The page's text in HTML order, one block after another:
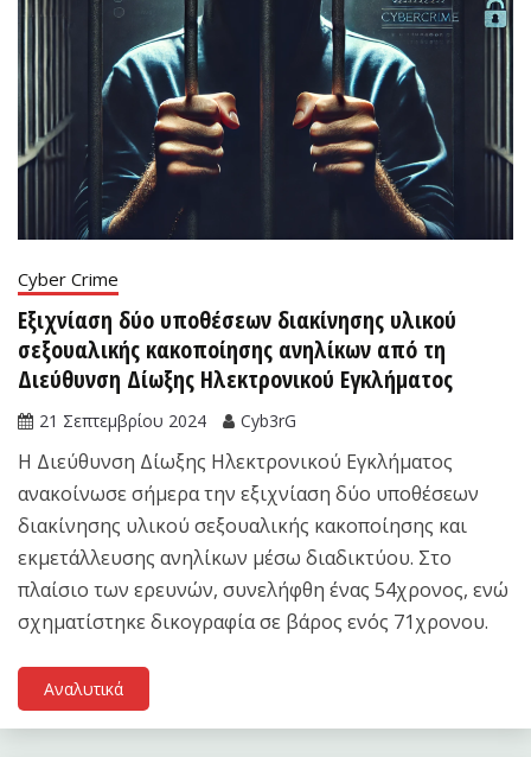
Cyber Crime
Εξιχνίαση δύο υποθέσεων διακίνησης υλικού
σεξουαλικής κακοποίησης ανηλίκων από τη
Διεύθυνση Δίωξης Ηλεκτρονικού Εγκλήματος
21 Σεπτεμβρίου 2024 Cyb3rG
Η Διεύθυνση Δίωξης Ηλεκτρονικού Εγκλήματος
ανακοίνωσε σήμερα την εξιχνίαση δύο υποθέσεων
διακίνησης υλικού σεξουαλικής κακοποίησης και
εκμετάλλευσης ανηλίκων μέσω διαδικτύου. Στο
πλαίσιο των ερευνών, συνελήφθη ένας 54χρονος, ενώ
σχηματίστηκε δικογραφία σε βάρος ενός 71χρονου.
Αναλυτικά